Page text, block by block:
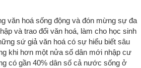
văn hoá sống động và đón mừng sự đa
và trao đổi văn hoá, làm cho học sinh
sứ giả văn hoá có sự hiểu biết sâu
khi hơn một nửa số dân mới nhập cư
có gần 40% dân số cả nước sống ở